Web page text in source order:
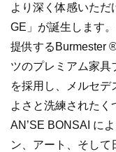
より深く体感いただ
GE」が誕生します
提供するBurmester
ツのプレミアム家具
を採用し、メルセ
よさと洗練されたく
AN’SE BONSAI に
ン、アート、そして